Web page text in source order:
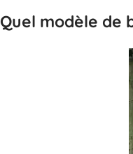
Quel modèle de